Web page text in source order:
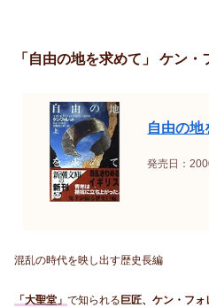
「自由の地を求めて」 ケン・
自由の地
発売日：
混乱の時代を映し出す歴史長編
「大聖堂」 で知られる 巨匠、ケン・フ